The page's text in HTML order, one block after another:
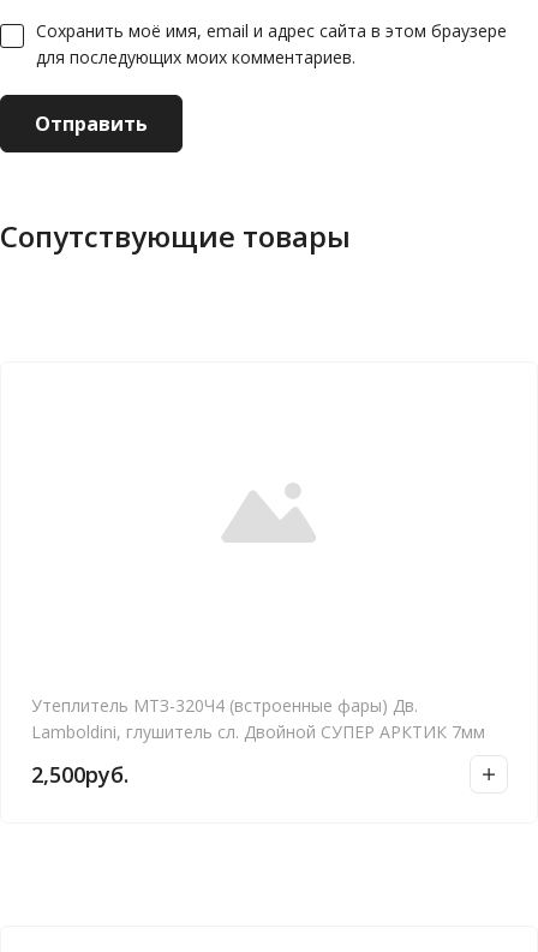
Сохранить моё имя, email и адрес сайта в этом браузере
для последующих моих комментариев.
Сопутствующие товары
Утеплитель МТЗ-320Ч4 (встроенные фары) Дв.
Lamboldini, глушитель сл. Двойной СУПЕР АРКТИК 7мм
2,500руб.